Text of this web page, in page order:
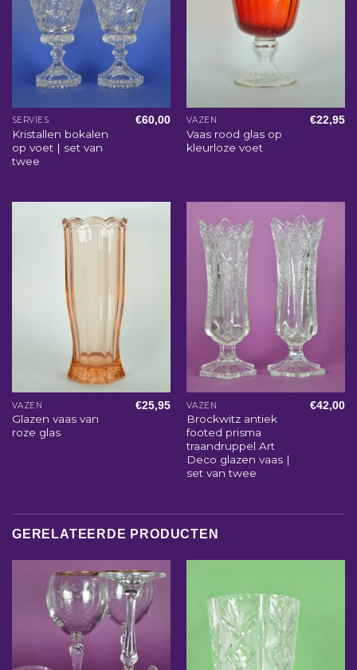
SERVIES
Kristallen bokalen
op voet | set van
twee
€60,00 VAZEN
Vaas rood glas op
kleurloze voet
€22,95
VAZEN
Glazen vaas van
roze glas
€25,95 VAZEN
Brockwitz antiek
footed prisma
traandruppel Art
Deco glazen vaas |
set van twee
€42,00
GERELATEERDE PRODUCTEN